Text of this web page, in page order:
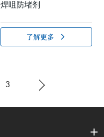
焊咀防堵剂
了解更多
3